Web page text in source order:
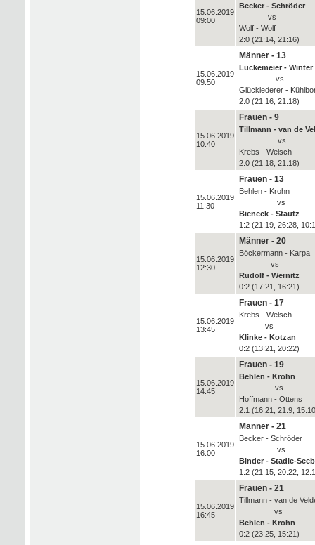
15.06.2019
09:00
Becker - Schröder
vs
Wolf - Wolf
2:0 (21:14, 21:16)
15.06.2019
09:50
Männer - 13
Lückemeier - Winter
vs
Glücklederer -
2:0 (21:16, 21:18)
15.06.2019
10:40
Frauen - 9
Tillmann - van de
vs
Krebs - Welsch
2:0 (21:18, 21:18)
15.06.2019
11:30
Frauen - 13
Behlen - Krohn
vs
Bieneck - Stautz
1:2 (21:19, 26:28,
15.06.2019
12:30
Männer - 20
Böckermann - Karpa
vs
Rudolf - Wernitz
0:2 (17:21, 16:21)
15.06.2019
13:45
Frauen - 17
Krebs - Welsch
vs
Klinke - Kotzan
0:2 (13:21, 20:22)
15.06.2019
14:45
Frauen - 19
Behlen - Krohn
vs
Hoffmann - Ottens
2:1 (16:21, 21:9,
15.06.2019
16:00
Männer - 21
Becker - Schröder
vs
Binder - Stadie-
1:2 (21:15, 20:22,
15.06.2019
16:45
Frauen - 21
Tillmann - van de
vs
Behlen - Krohn
0:2 (23:25, 15:21)